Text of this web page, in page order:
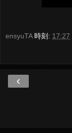
ensyuTA 時刻: 17:27
‹